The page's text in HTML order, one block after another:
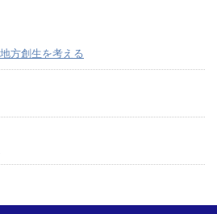
方創生を考える